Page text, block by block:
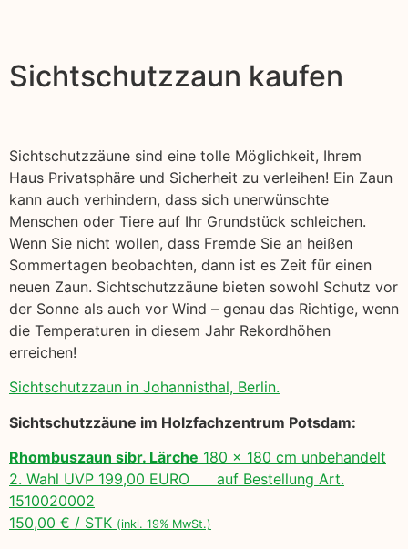
Sichtschutzzaun kaufen
Sichtschutzzäune sind eine tolle Möglichkeit, Ihrem
Haus Privatsphäre und Sicherheit zu verleihen! Ein Zaun
kann auch verhindern, dass sich unerwünschte
Menschen oder Tiere auf Ihr Grundstück schleichen.
Wenn Sie nicht wollen, dass Fremde Sie an heißen
Sommertagen beobachten, dann ist es Zeit für einen
neuen Zaun. Sichtschutzzäune bieten sowohl Schutz vor
der Sonne als auch vor Wind – genau das Richtige, wenn
die Temperaturen in diesem Jahr Rekordhöhen
erreichen!
Sichtschutzzaun in Johannisthal, Berlin.
Sichtschutzzäune im Holzfachzentrum Potsdam:
Rhombuszaun sibr. Lärche 180 x 180 cm unbehandelt
2. Wahl UVP 199,00 EURO auf Bestellung Art.
1510020002
150,00 € / STK (inkl. 19% MwSt.)